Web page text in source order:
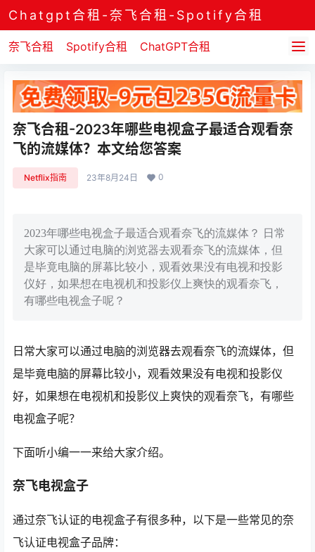
Chatgpt合租-奈飞合租-Spotify合租
奈飞合租 Spotify合租 ChatGPT合租
奈飞合租-2023年哪些电视盒子最适合观看奈
飞的流媒体？本文给您答案
Netflix指南 23年8月24日 0
2023年哪些电视盒子最适合观看奈飞的流媒体？ 日常
大家可以通过电脑的浏览器去观看奈飞的流媒体，但
是毕竟电脑的屏幕比较小，观看效果没有电视和投影
仪好，如果想在电视机和投影仪上爽快的观看奈飞，
有哪些电视盒子呢？
日常大家可以通过电脑的浏览器去观看奈飞的流媒体，但
是毕竟电脑的屏幕比较小，观看效果没有电视和投影仪
好，如果想在电视机和投影仪上爽快的观看奈飞，有哪些
电视盒子呢？
下面听小编一一来给大家介绍。
奈飞电视盒子
通过奈飞认证的电视盒子有很多种，以下是一些常见的奈
飞认证电视盒子品牌：